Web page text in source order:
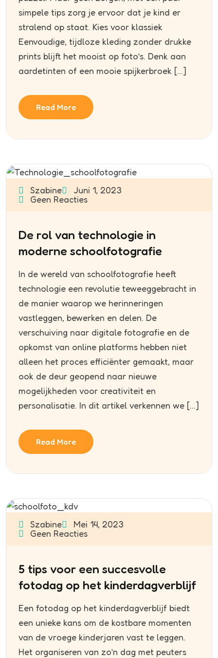
simpele tips zorg je ervoor dat je kind er
stralend op staat. Kies voor klassiek
Eenvoudige, tijdloze kleding zonder drukke
prints blijft het mooist op foto’s. Denk aan
aardetinten of een mooie spijkerbroek […]
Read More
Szabine
Juni 1, 2023
Geen Reacties
De rol van technologie in
moderne schoolfotografie
In de wereld van schoolfotografie heeft
technologie een revolutie teweeggebracht in
de manier waarop we herinneringen
vastleggen, bewerken en delen. De
verschuiving naar digitale fotografie en de
opkomst van online platforms hebben niet
alleen het proces efficiënter gemaakt, maar
ook de deur geopend naar nieuwe
mogelijkheden voor creativiteit en
personalisatie. In dit artikel verkennen we […]
Read More
Szabine
Mei 14, 2023
Geen Reacties
5 tips voor een succesvolle
fotodag op het kinderdagverblijf
Een fotodag op het kinderdagverblijf biedt
een unieke kans om de kostbare momenten
van de vroege kinderjaren vast te leggen.
Het organiseren van zo’n dag met peuters